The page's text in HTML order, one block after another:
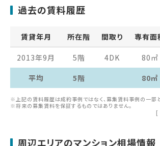
過去の賃料履歴
賃貸年月 所在階 間取り 専有面
2013年9月 5階 4DK 80 ㎡
平均
5階 80㎡
※上記の賃料履歴は成約事例ではなく、募集賃料事例の一部と
※将来の募集賃料を保証するものではありません。
[
周辺エリアのマンション相場情報